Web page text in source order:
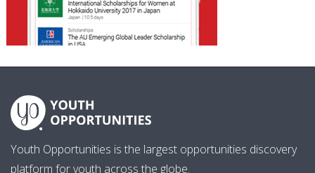
Youth Opportunities is the largest opportunities discovery
platform for youth across the globe.